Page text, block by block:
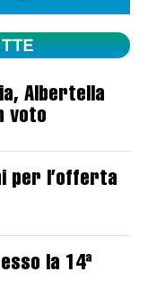
Albertella
voto
per l’offerta
la 14ª